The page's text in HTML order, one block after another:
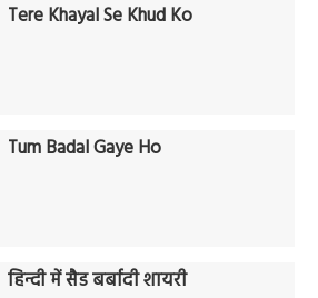
Tere Khayal Se Khud Ko
Tum Badal Gaye Ho
हिन्दी में सैड बर्बादी शायरी